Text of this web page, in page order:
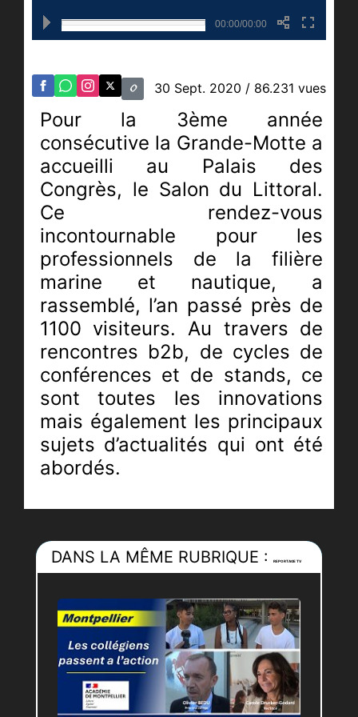
00:00/00:00
30 Sept. 2020 / 86.231 vues
Pour la 3ème année
consécutive la Grande-Motte a
accueilli au Palais des
Congrès, le Salon du Littoral.
Ce rendez-vous
incontournable pour les
professionnels de la filière
marine et nautique, a
rassemblé, l’an passé près de
1100 visiteurs. Au travers de
rencontres b2b, de cycles de
conférences et de stands, ce
sont toutes les innovations
mais également les principaux
sujets d’actualités qui ont été
abordés.
Avec pour thème conducteur,
valorisation de ses richesses,
cet événement se veut être
une plateforme d’échanges au
service de toute
l’Industrie. Entreprises et
startups, centres de
recherche, associations et
DANS LA MÊME RUBRIQUE :REPORTAGE TV